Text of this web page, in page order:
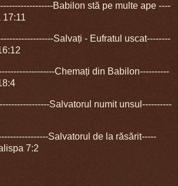
Babilon stă pe multe ape ----
17:11
Salvați - Eufratul uscat--------
Chemați din Babilon----------
Salvatorul numit unsul----------
Salvatorul de la răsărit-----
7:2